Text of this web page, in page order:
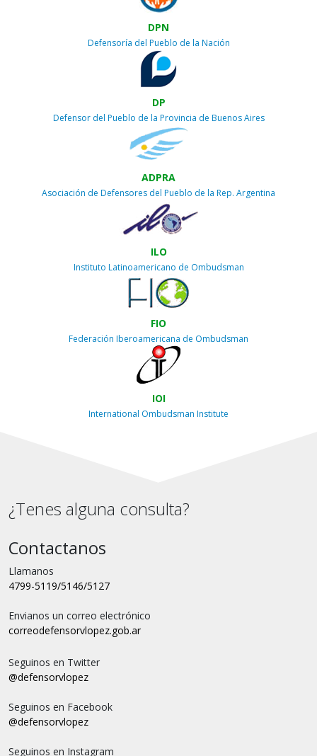
DPN
Defensoría del Pueblo de la Nación
DP
Defensor del Pueblo de la Provincia de Buenos Aires
ADPRA
Asociación de Defensores del Pueblo de la Rep. Argentina
ILO
Instituto Latinoamericano de Ombudsman
FIO
Federación Iberoamericana de Ombudsman
IOI
International Ombudsman Institute
¿Tenes alguna consulta?
Contactanos
Llamanos
4799-5119/5146/5127
Envianos un correo electrónico
correodefensorvlopez.gob.ar
Seguinos en Twitter
@defensorvlopez
Seguinos en Facebook
@defensorvlopez
Seguinos en Instagram